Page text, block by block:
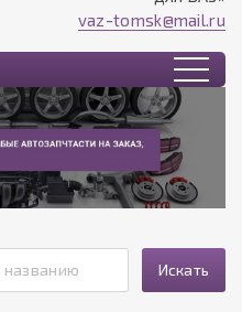
vaz-tomsk@mail.ru
Искать